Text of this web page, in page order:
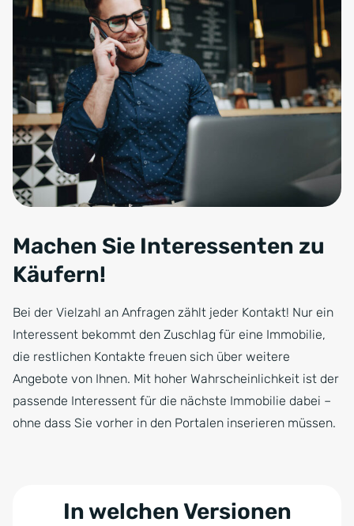
Machen Sie Interessenten zu
Käufern!
Bei der Vielzahl an Anfragen zählt jeder Kontakt! Nur ein
Interessent bekommt den Zuschlag für eine Immobilie,
die restlichen Kontakte freuen sich über weitere
Angebote von Ihnen. Mit hoher Wahrscheinlichkeit ist der
passende Interessent für die nächste Immobilie dabei –
ohne dass Sie vorher in den Portalen inserieren müssen.
In welchen Versionen